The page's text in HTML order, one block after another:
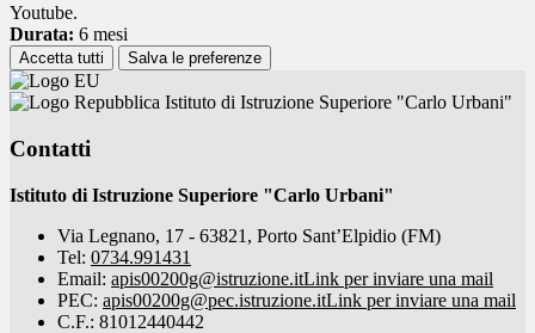
Youtube.
Durata: 6 mesi
Accetta tutti Salva le preferenze
Istituto di Istruzione Superiore "Carlo Urbani"
Contatti
Istituto di Istruzione Superiore "Carlo Urbani"
Via Legnano, 17 - 63821, Porto Sant’Elpidio (FM)
Tel: 0734.991431
Email: apis00200g@istruzione.itLink per inviare una mail
PEC: apis00200g@pec.istruzione.itLink per inviare una mail
C.F.: 81012440442